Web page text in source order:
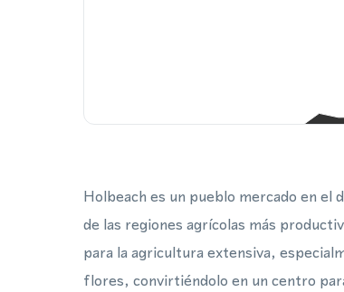
Holbeach es un pueblo mercado en
de las regiones agrícolas más
para la agricultura extensiva,
flores, convirtiéndolo en un centro